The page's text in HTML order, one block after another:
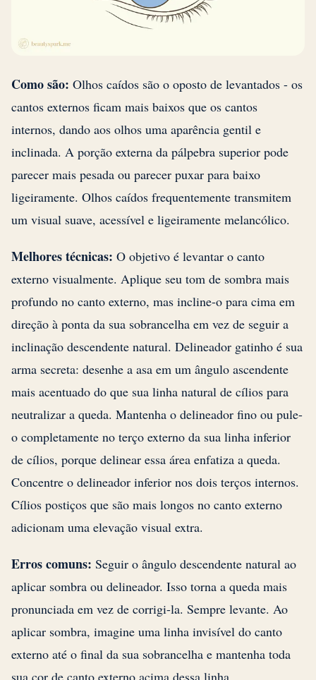
Como são: Olhos caídos são o oposto de levantados - os
cantos externos ficam mais baixos que os cantos
internos, dando aos olhos uma aparência gentil e
inclinada. A porção externa da pálpebra superior pode
parecer mais pesada ou parecer puxar para baixo
ligeiramente. Olhos caídos frequentemente transmitem
um visual suave, acessível e ligeiramente melancólico.
Melhores técnicas: O objetivo é levantar o canto
externo visualmente. Aplique seu tom de sombra mais
profundo no canto externo, mas incline-o para cima em
direção à ponta da sua sobrancelha em vez de seguir a
inclinação descendente natural. Delineador gatinho é sua
arma secreta: desenhe a asa em um ângulo ascendente
mais acentuado do que sua linha natural de cílios para
neutralizar a queda. Mantenha o delineador fino ou pule-
o completamente no terço externo da sua linha inferior
de cílios, porque delinear essa área enfatiza a queda.
Concentre o delineador inferior nos dois terços internos.
Cílios postiços que são mais longos no canto externo
adicionam uma elevação visual extra.
Erros comuns: Seguir o ângulo descendente natural ao
aplicar sombra ou delineador. Isso torna a queda mais
pronunciada em vez de corrigi-la. Sempre levante. Ao
aplicar sombra, imagine uma linha invisível do canto
externo até o final da sua sobrancelha e mantenha toda